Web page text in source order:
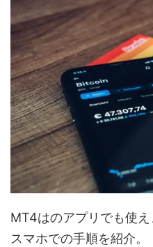
MT4はのアプリでも使え
スマホでの手順を紹介。